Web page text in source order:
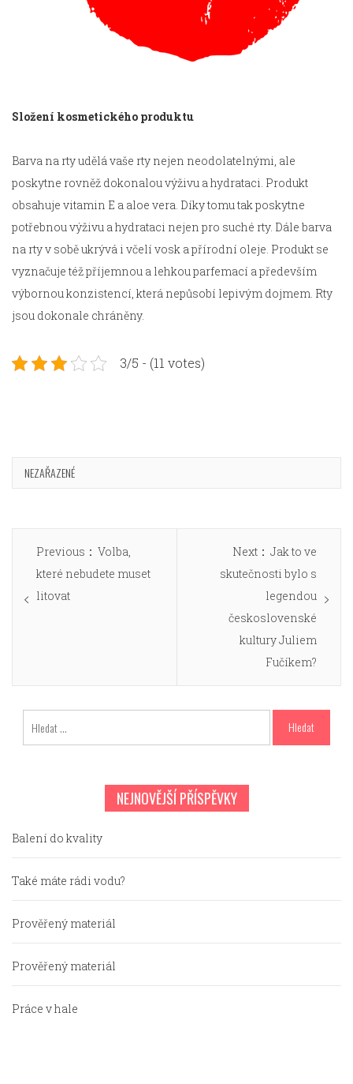
Složení kosmetického produktu
Barva na rty udělá vaše rty nejen neodolatelnými, ale
poskytne rovněž dokonalou výživu a hydrataci. Produkt
obsahuje vitamin E a aloe vera. Díky tomu tak poskytne
potřebnou výživu a hydrataci nejen pro suché rty. Dále barva
na rty v sobě ukrývá i včelí vosk a přírodní oleje. Produkt se
vyznačuje též příjemnou a lehkou parfemací a především
výbornou konzistencí, která nepůsobí lepivým dojmem. Rty
jsou dokonale chráněny.
3/5 - (11 votes)
NEZAŘAZENÉ
Navigace
pro
příspěvek
Previous
Previous
post:
Volba,
které nebudete muset
litovat
Next
Next
post:
Jak to ve
skutečnosti bylo s
legendou
československé
kultury Juliem
Fučíkem?
NEJNOVĚJŠÍ PŘÍSPĚVKY
Balení do kvality
Také máte rádi vodu?
Prověřený materiál
Prověřený materiál
Práce v hale